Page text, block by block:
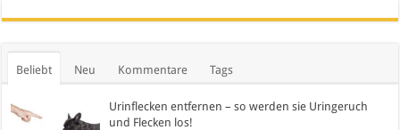
Beliebt Neu Kommentare Tags
Urinflecken entfernen – so werden sie Uringeruch
und Flecken los!